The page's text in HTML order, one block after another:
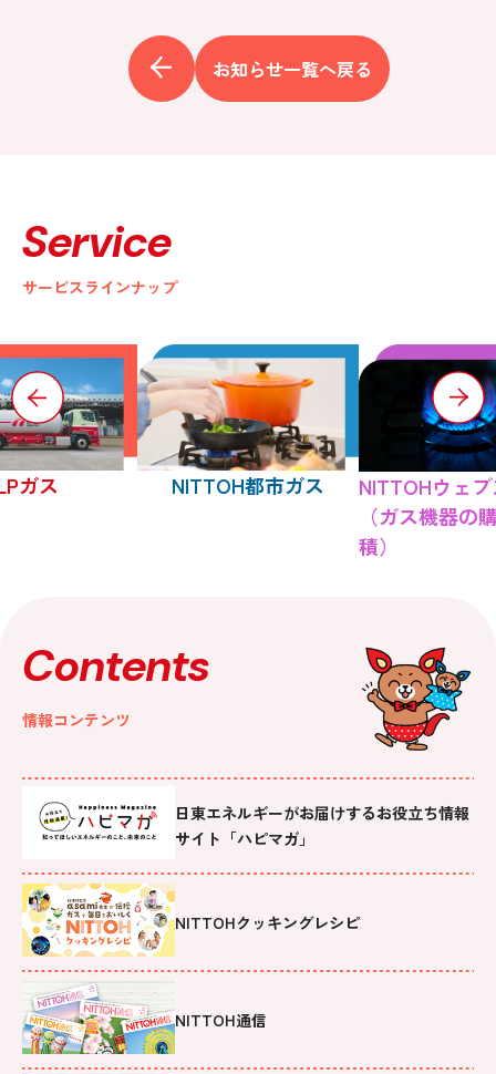
お知らせ一覧へ戻る
Service
サービスラインナップ
ガス NITTOH都市ガス
NITTOHウェ
（ガス機器の
積）
Contents
情報コンテンツ
日東エネルギーがお届けするお役立ち情報
サイト「ハピマガ」
NITTOHクッキングレシピ
NITTOH通信